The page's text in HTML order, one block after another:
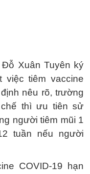
Xuân Tuyên ký
tiêm vaccine
nêu rõ, trường
thì ưu tiên sử
người tiêm mũi 1
tuần nếu người
COVID-19 hạn